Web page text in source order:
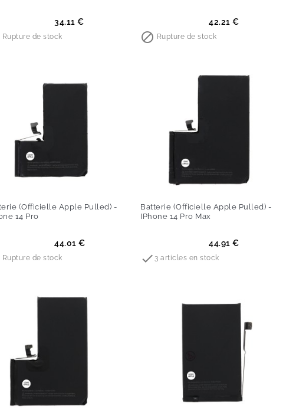
34.11 €
Rupture de stock
42.21 €
 Rupture de stock
(Officielle Apple Pulled) -
14 Pro
44.01 €
Rupture de stock
Batterie (Officielle Apple Pulled) -
IPhone 14 Pro Max
44.91 €
 3 articles en stock